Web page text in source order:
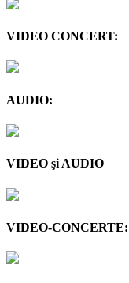
VIDEO CONCERT:
AUDIO:
VIDEO şi AUDIO
VIDEO-CONCERTE: